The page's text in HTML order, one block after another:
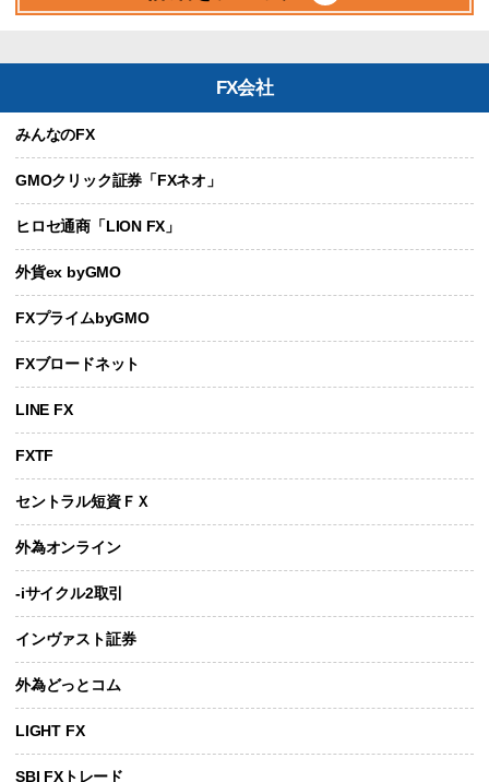
FX会社
みんなのFX
GMOクリック証券「FXネオ」
ヒロセ通商「LION FX」
外貨ex byGMO
FXプライムbyGMO
FXブロードネット
LINE FX
FXTF
セントラル短資ＦＸ
外為オンライン
-iサイクル2取引
インヴァスト証券
外為どっとコム
LIGHT FX
SBI FXトレード